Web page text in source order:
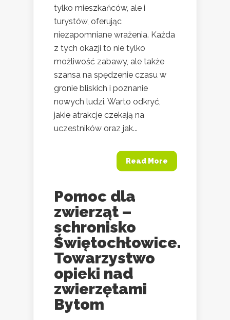
tylko mieszkańców, ale i
turystów, oferując
niezapomniane wrażenia. Każda
z tych okazji to nie tylko
możliwość zabawy, ale także
szansa na spędzenie czasu w
gronie bliskich i poznanie
nowych ludzi. Warto odkryć,
jakie atrakcje czekają na
uczestników oraz jak...
Read More
Pomoc dla
zwierząt –
schronisko
Świętochłowice.
Towarzystwo
opieki nad
zwierzętami
Bytom